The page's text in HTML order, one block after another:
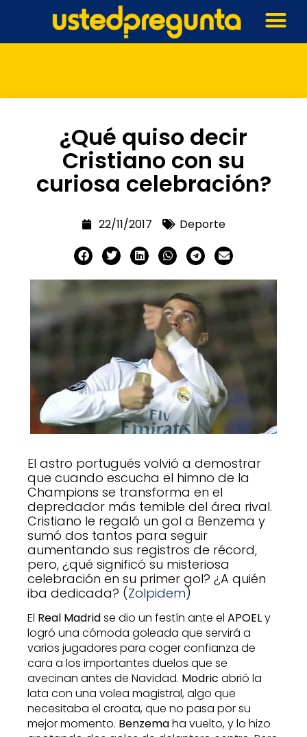
¿Qué quiso decir
Cristiano con su
curiosa celebración?
22/11/2017 Deporte
El astro portugués volvió a demostrar
que cuando escucha el himno de la
Champions se transforma en el
depredador más temible del área rival.
Cristiano le regaló un gol a Benzema y
sumó dos tantos para seguir
aumentando sus registros de récord,
pero, ¿qué significó su misteriosa
celebración en su primer gol? ¿A quién
iba dedicada? (Zolpidem)
El Real Madridse dio un festín ante el APOELy
logró una cómoda goleada que servirá a
varios jugadores para coger confianza de
cara a los importantes duelos que se
avecinan antes de Navidad. Modric abrió la
lata con una volea magistral, algo que
necesitaba el croata, que no pasa por su
mejor momento. Benzemaha vuelto, y lo hizo